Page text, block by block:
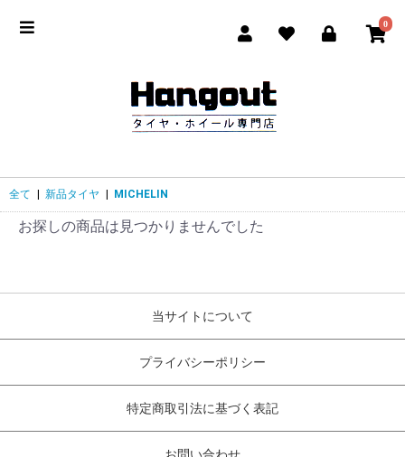
0
全て 新品タイヤ MICHELIN
お探しの商品は見つかりませんでした
当サイトについて
プライバシーポリシー
特定商取引法に基づく表記